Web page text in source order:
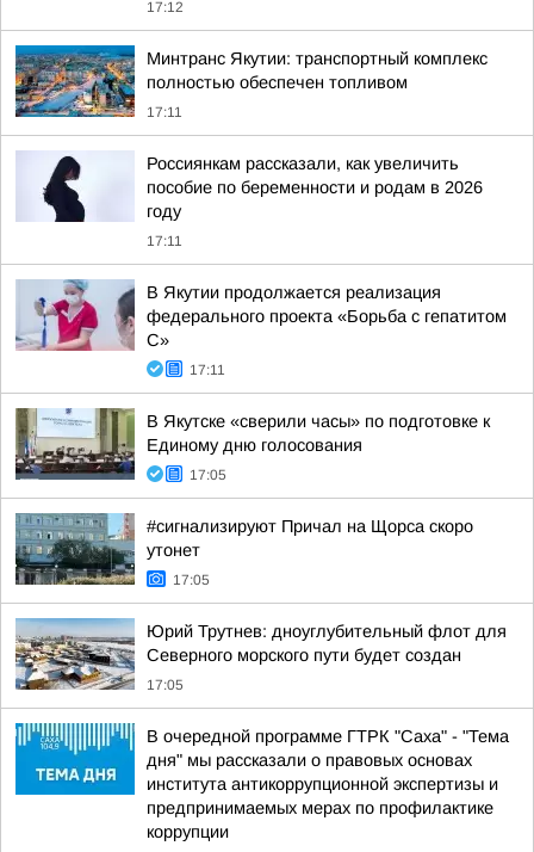
17:12
Минтранс Якутии: транспортный комплекс
полностью обеспечен топливом
17:11
Россиянкам рассказали, как увеличить
пособие по беременности и родам в 2026
году
17:11
В Якутии продолжается реализация
федерального проекта «Борьба с гепатитом
С»
17:11
В Якутске «сверили часы» по подготовке к
Единому дню голосования
17:05
#сигнализируют Причал на Щорса скоро
утонет
17:05
Юрий Трутнев: дноуглубительный флот для
Северного морского пути будет создан
17:05
В очередной программе ГТРК "Саха" - "Тема
дня" мы рассказали о правовых основах
института антикоррупционной экспертизы и
предпринимаемых мерах по профилактике
коррупции